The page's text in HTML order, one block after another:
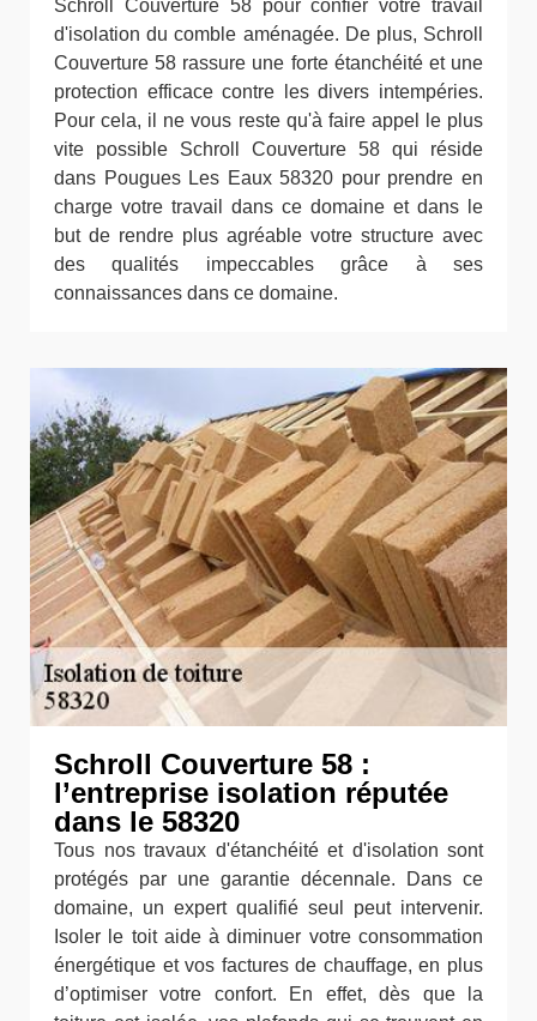
Schroll Couverture 58 pour confier votre travail
d'isolation du comble aménagée. De plus, Schroll
Couverture 58 rassure une forte étanchéité et une
protection efficace contre les divers intempéries.
Pour cela, il ne vous reste qu'à faire appel le plus
vite possible Schroll Couverture 58 qui réside
dans Pougues Les Eaux 58320 pour prendre en
charge votre travail dans ce domaine et dans le
but de rendre plus agréable votre structure avec
des qualités impeccables grâce à ses
connaissances dans ce domaine.
Schroll Couverture 58 :
l’entreprise isolation réputée
dans le 58320
Tous nos travaux d'étanchéité et d'isolation sont
protégés par une garantie décennale. Dans ce
domaine, un expert qualifié seul peut intervenir.
Isoler le toit aide à diminuer votre consommation
énergétique et vos factures de chauffage, en plus
d’optimiser votre confort. En effet, dès que la